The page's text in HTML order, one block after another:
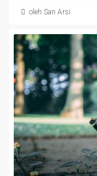
oleh San Arsi